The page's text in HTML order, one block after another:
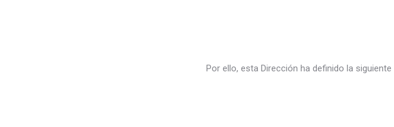
Por ello, esta Dirección ha definido la siguiente